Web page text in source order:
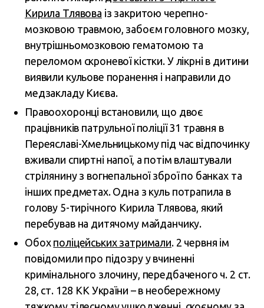
Кирила Тлявова із закритою черепно-
мозковою травмою, забоєм головного мозку,
внутрішньомозковою гематомою та
переломом скроневої кістки. У лікрні в дитини
виявили кульове поранення і направили до
медзакладу Києва.
Правоохоронці встановили, що двоє
працівників патрульної поліції 31 травня в
Переяславі-Хмельницькому під час відпочинку
вживали спиртні напої, а потім влаштували
стрілянину з вогнепальної зброї по банках та
інших предметах. Одна з куль потрапила в
голову 5-тирічного Кирила Тлявова, який
перебував на дитячому майданчику.
Обох поліцейських затримали. 2 червня ім
повідомили про підозру у вчиненні
кримінального злочину, передбаченого ч. 2 ст.
28, ст. 128 КК України – в необережному